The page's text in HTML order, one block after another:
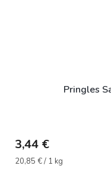
Pringles
3,44 €
Jednotková
20,85 € / 1 kg